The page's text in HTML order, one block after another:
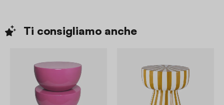
Ti consigliamo anche